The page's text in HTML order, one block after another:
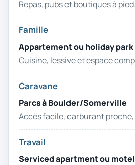
Repas, pubs et boutiques à pied.
Famille
Famille
Appartement ou holiday park
Cuisine, lessive et espace
Caravane
Caravane
Parcs à Boulder/Somerville
Accès facile, carburant
Travail
Travail
Serviced apartment ou motel